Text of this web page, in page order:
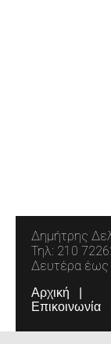
Δημήτρης
Τηλ: 210
Δευτέρα έως
Αρχική
Επικοινωνία